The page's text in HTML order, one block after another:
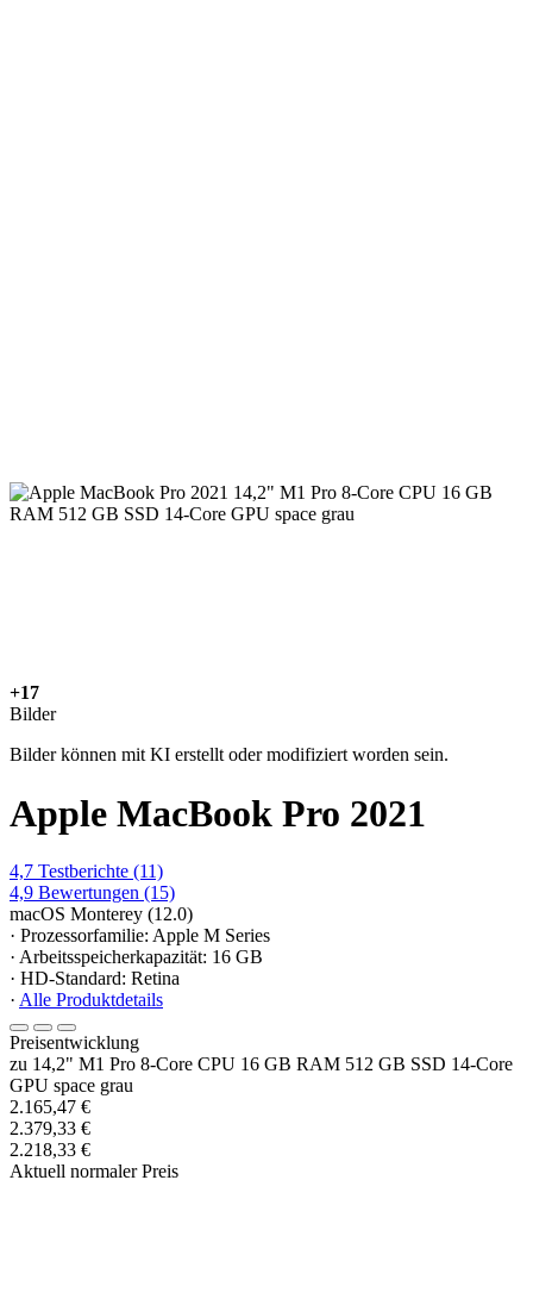
+17
Bilder
Bilder können mit KI erstellt oder modifiziert worden sein.
Apple MacBook Pro 2021
4,7 Testberichte (11)
4,9 Bewertungen (15)
macOS Monterey (12.0)
· Prozessorfamilie: Apple M Series
· Arbeitsspeicherkapazität: 16 GB
· HD-Standard: Retina
· Alle Produktdetails
Preisentwicklung
zu 14,2" M1 Pro 8-Core CPU 16 GB RAM 512 GB SSD 14-Core
GPU space grau
2.165,47 €
2.379,33 €
2.218,33 €
Aktuell normaler Preis